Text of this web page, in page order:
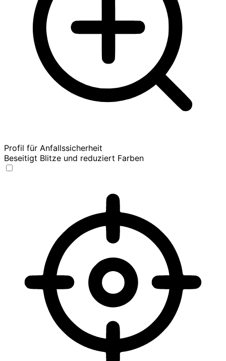
Profil für Anfallssicherheit
Beseitigt Blitze und reduziert Farben